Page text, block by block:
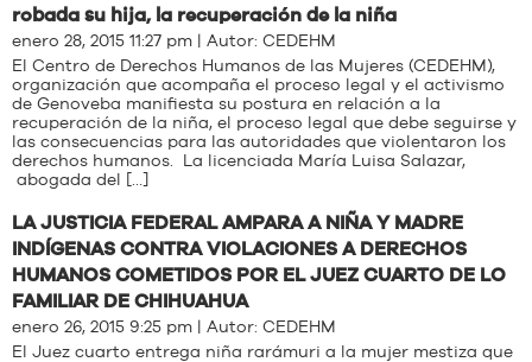
robada su hija, la recuperación de la niña
enero 28, 2015 11:27 pm | Autor: CEDEHM
El Centro de Derechos Humanos de las Mujeres (CEDEHM),
organización que acompaña el proceso legal y el activismo
de Genoveba manifiesta su postura en relación a la
recuperación de la niña, el proceso legal que debe seguirse y
las consecuencias para las autoridades que violentaron los
derechos humanos. La licenciada María Luisa Salazar,
abogada del […]
LA JUSTICIA FEDERAL AMPARA A NIÑA Y MADRE
INDÍGENAS CONTRA VIOLACIONES A DERECHOS
HUMANOS COMETIDOS POR EL JUEZ CUARTO DE LO
FAMILIAR DE CHIHUAHUA
enero 26, 2015 9:25 pm | Autor: CEDEHM
El Juez cuarto entrega niña rarámuri a la mujer mestiza que